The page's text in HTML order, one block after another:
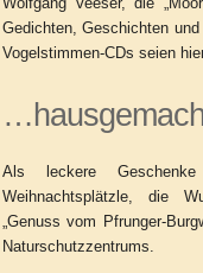
Gedichten, Geschichten
Vogelstimmen-CDs seien
Als leckere
Weihnachtsplätzle, die
„Genuss vom Pfrunger-
Naturschutzzentrums.